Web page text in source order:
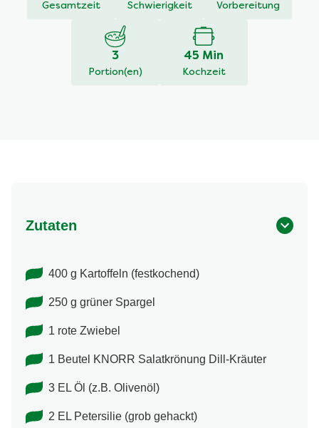
Gesamtzeit Schwierigkeit Vorbereitung
3
Portion(en)
45 Min
Kochzeit
Zutaten
400 g Kartoffeln (festkochend)
250 g grüner Spargel
1 rote Zwiebel
1 Beutel KNORR Salatkrönung Dill-​Kräuter
3 EL Öl (z.B. Olivenöl)
2 EL Petersilie (grob gehackt)